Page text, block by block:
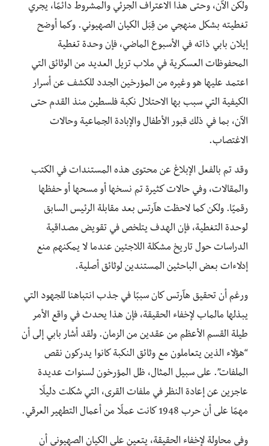
ولكن الآن، وحتى هذا الاعتراف الجزئي والمشروط دائمًا، يجري
تغطيته بشكل منهجي من قِبَل الكيان الصهيوني. وكما أوضح
إيلان بابي ذاته في الأسبوع الماضي، فإن وحدة تغطية
المحفوظات العسكرية في ملاب تزيل العديد من الوثائق التي
اعتمد عليها هو وغيره من المؤرخين الجدد للكشف عن أسرار
الكيفية التي سبب بها الاحتلال نكبة فلسطين منذ القدم حتى
الآن، بما في ذلك قبور الأطفال والإبادة الجماعية وحالات
الاغتصاب.
وقد تم بالفعل الإبلاغ عن محتوى هذه المستندات في الكتب
والمقالات، وفي حالات كثيرة تم نسخها أو مسحها أو حفظها
رقميًا. ولكن كما لاحظت هآرتس بعد مقابلة الرئيس السابق
لوحدة التغطية، فإن الهدف يتلخص في تقويض مصداقية
الدراسات حول تاريخ مشكلة اللاجئين عندما لا يمكنهم منع
إدلاءات بعض الباحثين المستندين لوثائق أصلية.
ورغم أن تحقيق هآرتس كان سببًا في جذب انتباهنا للجهود التي
يبذلها مالماب لإخفاء الحقيقة، فإن هذا يحدث في واقع الأمر
طيلة القسم الأعظم من عقدين من الزمان. ولقد أشار بابي إلى أن
“هؤلاء الذين يتعاملون مع وثائق النكبة كانوا يدركون نقص
الملفات”. على سبيل المثال، ظل المؤرخون لسنوات عديدة
عاجزين عن إعادة النظر في ملفات القرى، التي شكلت دليلًا
مهمًا على أن حرب 1948 كانت عملًا من أعمال التطهير العرقي.
وفي محاولة لإخفاء الحقيقة، يتعين على الكيان الصهيوني أن